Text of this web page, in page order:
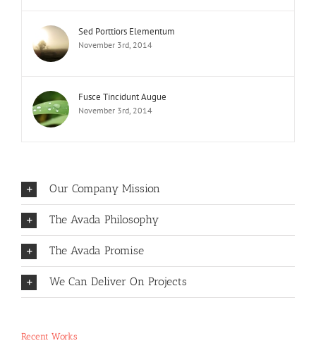
Sed Porttiors Elementum
November 3rd, 2014
Fusce Tincidunt Augue
November 3rd, 2014
Our Company Mission
The Avada Philosophy
The Avada Promise
We Can Deliver On Projects
Recent Works